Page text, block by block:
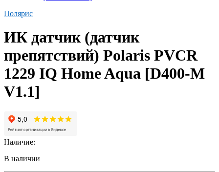
Полярис
ИК датчик (датчик
препятствий) Polaris PVCR
1229 IQ Home Aqua [D400-M
V1.1]
Наличие:
В наличии